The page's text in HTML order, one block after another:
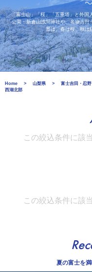
「富士山」「桜」「五重塔」と外国
公園・新倉山浅間神社や、名物吉
景は、春は桜、秋は
Home 山梨県 富士吉田・忍
西湖北部
この絞込条件に該
この絞込条件に該
夏の富士を